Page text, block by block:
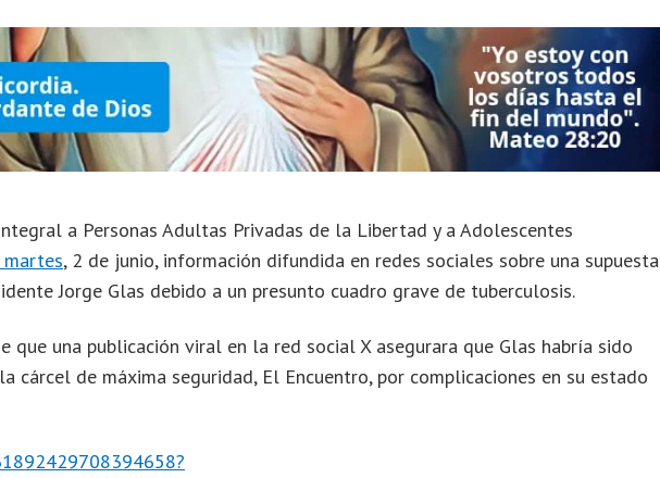
a Personas Adultas Privadas de la Libertad y a Adolescentes
, 2 de junio, información difundida en redes sociales sobre una supuesta
Jorge Glas debido a un presunto cuadro grave de tuberculosis.
que una publicación viral en la red social X asegurara que Glas habría sido
cárcel de máxima seguridad, El Encuentro, por complicaciones en su estado